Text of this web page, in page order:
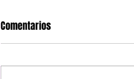
Comentarios